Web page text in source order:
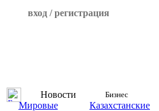
вход / регистрация
Новости Бизнес
Мировые Казахстанские